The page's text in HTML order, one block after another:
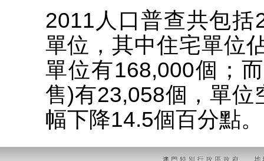
2011人口普查共包
單位，其中住宅單位
單位有168,000個；
售)有23,058個，單
幅下降14.5個百分點。